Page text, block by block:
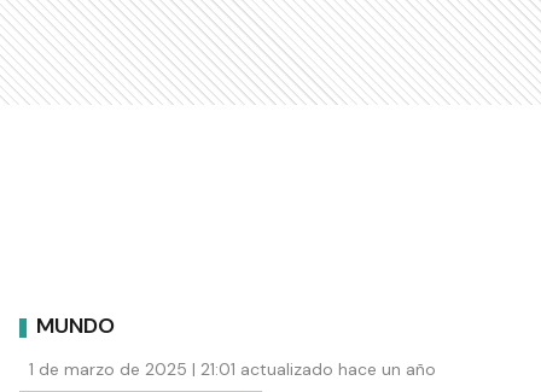
MUNDO
1 de marzo de 2025 | 21:01 actualizado hace un año